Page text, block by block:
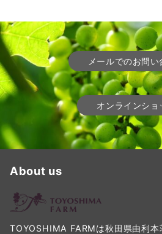
メールでのお問い
オンラインショ
About us
TOYOSHIMA FARMは秋田県由利本